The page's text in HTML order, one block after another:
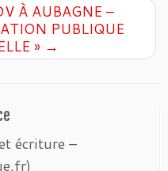
À AUBAGNE –
PUBLIQUE
» →
écriture –